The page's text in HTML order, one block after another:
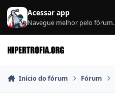
Ir para conteúdo
Acessar app
Navegue melhor pelo fórum.
Início do fórum Fórum